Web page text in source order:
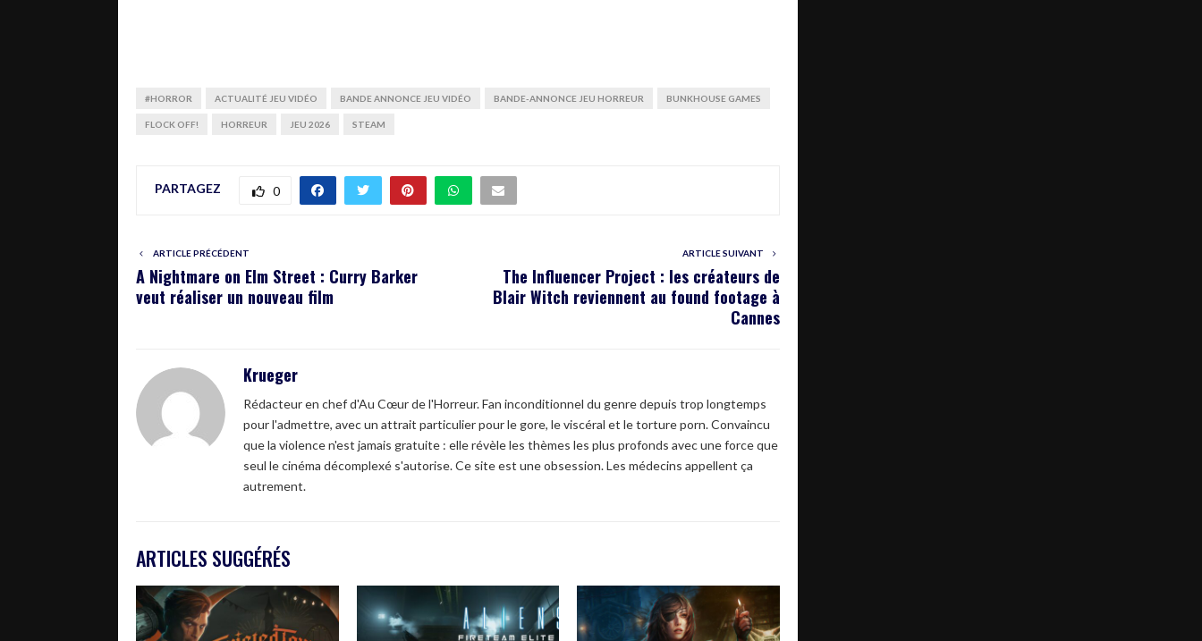
#HORROR ACTUALITÉ JEU VIDÉO BANDE ANNONCE JEU VIDÉO BANDE-ANNONCE JEU HORREUR BUNKHOUSE GAMES
FLOCK OFF! HORREUR JEU 2026 STEAM
PARTAGEZ 0
ARTICLE PRÉCÉDENT
A Nightmare on Elm Street : Curry Barker
veut réaliser un nouveau film
ARTICLE SUIVANT
The Influencer Project : les créateurs de
Blair Witch reviennent au found footage à
Cannes
Krueger
Rédacteur en chef d'Au Cœur de l'Horreur. Fan inconditionnel du genre depuis trop longtemps
pour l'admettre, avec un attrait particulier pour le gore, le viscéral et le torture porn. Convaincu
que la violence n'est jamais gratuite : elle révèle les thèmes les plus profonds avec une force que
seul le cinéma décomplexé s'autorise. Ce site est une obsession. Les médecins appellent ça
autrement.
ARTICLES SUGGÉRÉS